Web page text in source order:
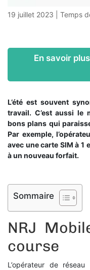
19 juillet 2023 Temps
En savoir
L’été est souvent
travail. C’est aussi le
bons plans qui
Par exemple,
avec une carte SIM à
à un nouveau forfait.
Sommaire
NRJ
course
L’opérateur de